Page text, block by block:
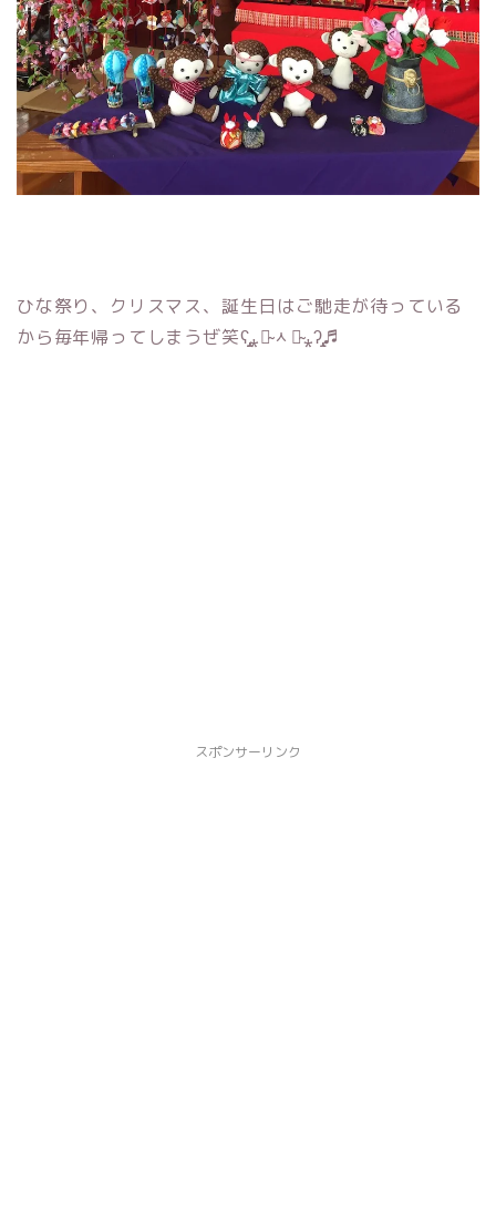
ひな祭り、クリスマス、誕生日はご馳走が待っている
から毎年帰ってしまうぜ笑ʕ̡̢̡⁎ꆤ̴ᆺꆤ̴⁎ʔ̢̡̢♬
スポンサーリンク